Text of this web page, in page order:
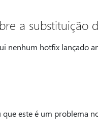
a substituição
nenhum hotfix lançado
este é um problema